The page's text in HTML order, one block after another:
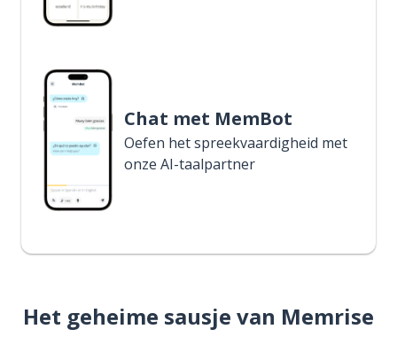
Chat met MemBot
Oefen het spreekvaardigheid met
onze AI-taalpartner
Het geheime sausje van Memrise